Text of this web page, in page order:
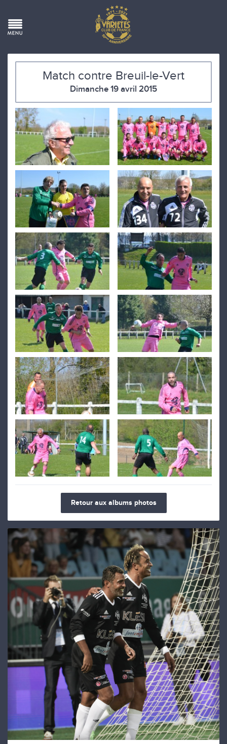
Match contre Breuil-le-Vert
Dimanche 19 avril 2015
Retour aux albums photos